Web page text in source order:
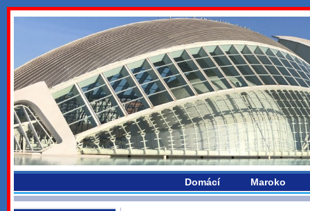
bydlikemevropou.com
Domácí Maroko